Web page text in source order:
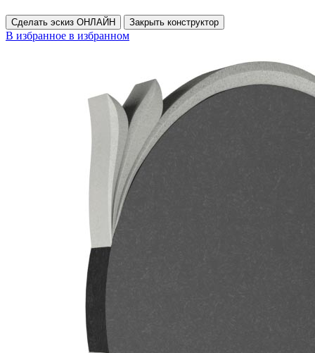
Сделать эскиз ОНЛАЙН Закрыть конструктор
В избранное в избранном